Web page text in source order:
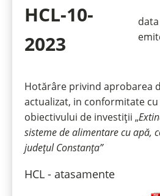
HCL-10-
2023
data
Hotărâre privind aprobarea
actualizat, in conformitate
obiectivului de investiții „
sisteme de alimentare cu apă,
județul Constanța”
HCL - atasamente